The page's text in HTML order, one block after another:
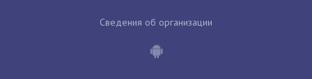
Сведения об организации